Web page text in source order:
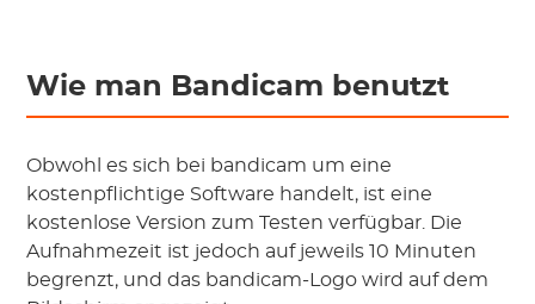
Wie man Bandicam benutzt
Obwohl es sich bei bandicam um eine
kostenpflichtige Software handelt, ist eine
kostenlose Version zum Testen verfügbar. Die
Aufnahmezeit ist jedoch auf jeweils 10 Minuten
begrenzt, und das bandicam-Logo wird auf dem